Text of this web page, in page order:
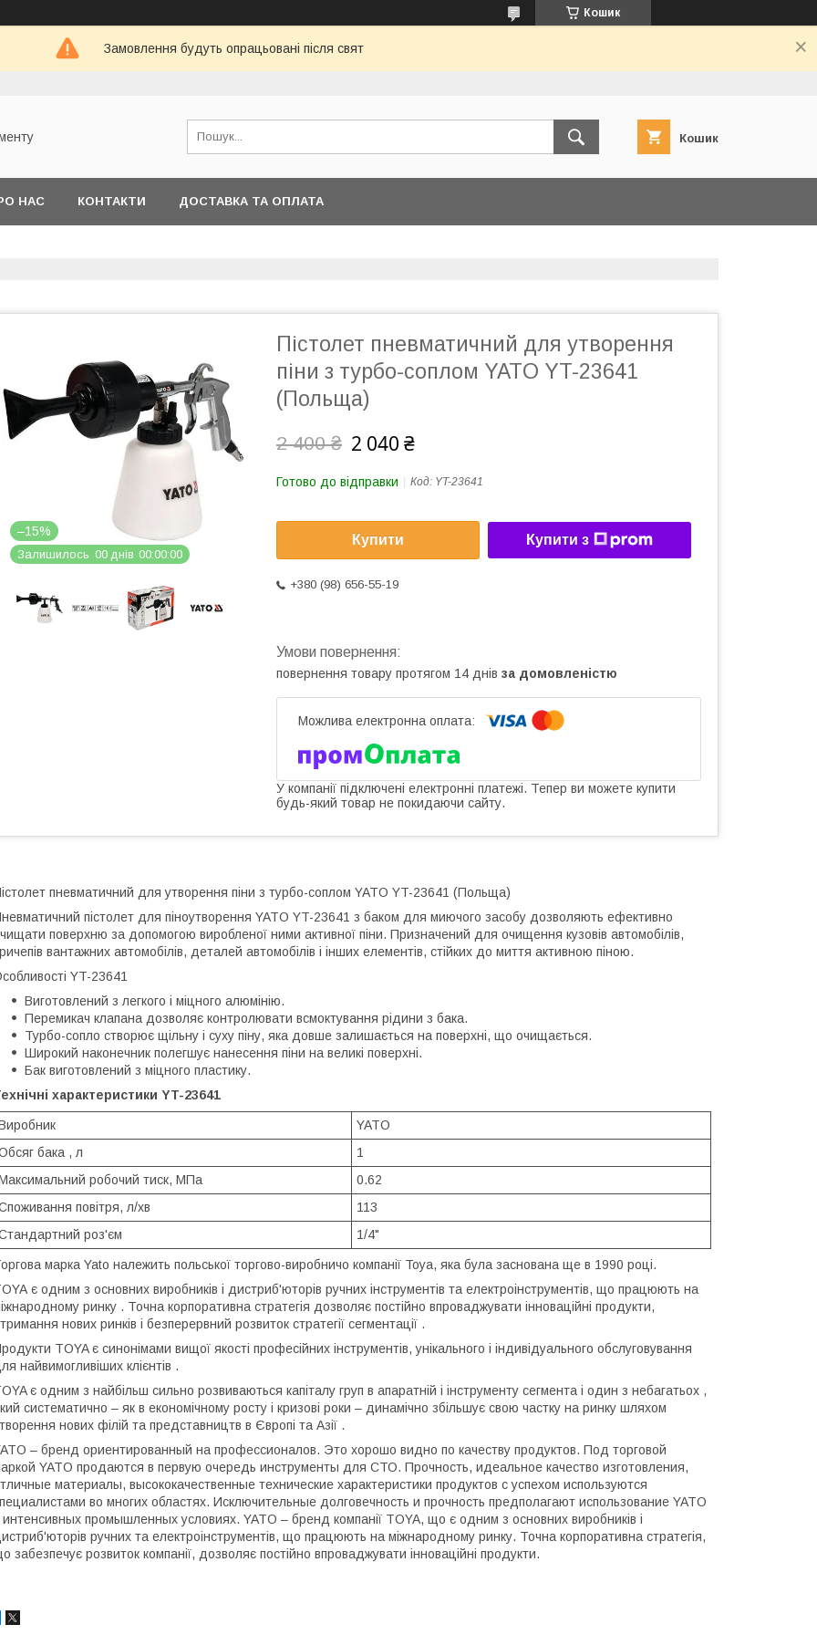
Кошик
Замовлення будуть опрацьовані після свят
Кошик
НАС КОНТАКТИ ДОСТАВКА ТА ОПЛАТА
–15%
Залишилось 00 днів 00 00 00
Пістолет пневматичний для утворення
піни з турбо-соплом YATO YT-23641
(Польща)
2 400 ₴ 2 040 ₴
Готово до відправки Код: YT-23641
Купити Купити з
+380 (98) 656-55-19
повернення товару протягом 14 днів за домовленістю
У компанії підключені електронні платежі. Тепер ви можете купити
будь-який товар не покидаючи сайту.
пневматичний для утворення піни з турбо-соплом YATO YT-23641 (Польща)
пістолет для піноутворення YATO YT-23641 з баком для миючого засобу дозволяють ефективно
поверхню за допомогою виробленої ними активної піни. Призначений для очищення кузовів автомобілів,
вантажних автомобілів, деталей автомобілів і інших елементів, стійких до миття активною піною.
YT-23641
Виготовлений з легкого і міцного алюмінію.
Перемикач клапана дозволяє контролювати всмоктування рідини з бака.
Турбо-сопло створює щільну і суху піну, яка довше залишається на поверхні, що очищається.
Широкий наконечник полегшує нанесення піни на великі поверхні.
Бак виготовлений з міцного пластику.
характеристики YT-23641
YATO
бака , л
1
робочий тиск, МПа
0.62
повітря, л/хв
113
роз'єм
1/4"
марка Yato належить польської торгово-виробничо компанії Toya, яка була заснована ще в 1990 році.
є одним з основних виробників і дистриб'юторів ручних інструментів та електроінструментів, що працюють на
ринку . Точна корпоративна стратегія дозволяє постійно впроваджувати інноваційні продукти,
нових ринків і безперервний розвиток стратегії сегментації .
TOYA є синонімами вищої якості професійних інструментів, унікального і індивідуального обслуговування
найвимогливіших клієнтів .
є одним з найбільш сильно розвиваються капіталу груп в апаратній і інструменту сегмента і один з небагатьох ,
систематично – як в економічному росту і кризові роки – динамічно збільшує свою частку на ринку шляхом
нових філій та представництв в Європі та Азії .
– бренд ориентированный на профессионалов. Это хорошо видно по качеству продуктов. Под торговой
YATO продаются в первую очередь инструменты для СТО. Прочность, идеальное качество изготовления,
материалы, высококачественные технические характеристики продуктов с успехом используются
во многих областях. Исключительные долговечность и прочность предполагают использование YATO
интенсивных промышленных условиях. YATO – бренд компанії TOYA, що є одним з основних виробників і
ручних та електроінструментів, що працюють на міжнародному ринку. Точна корпоративна стратегія,
забезпечує розвиток компанії, дозволяє постійно впроваджувати інноваційні продукти.